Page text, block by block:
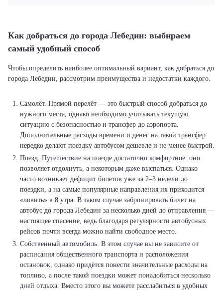
Как добраться до города Лебедин: выбираем
самый удобный способ
Чтобы определить наиболее оптимальный вариант, как добраться до
города Лебедин, рассмотрим преимущества и недостатки каждого.
Самолёт. Прямой перелёт — это быстрый способ добраться до
нужного места, однако необходимо учитывать текущую
ситуацию с безопасностью и трансфер до аэропорта.
Дополнительные расходы времени и денег на такой трансфер
нередко делают поездку автобусом дешевле и не менее быстрой.
Поезд. Путешествие на поезде достаточно комфортное: оно
позволяет отдохнуть, а некоторым даже выспаться. Однако
часто возникает дефицит билетов уже за 2–3 недели до
поездки, а на самые популярные направления их приходится
«ловить» в 8 утра. В таком случае забронировать билет на
автобус до города Лебедин за несколько дней до отправления —
настоящее спасение, ведь благодаря регулярности автобусных
рейсов почти всегда можно найти свободное место.
Собственный автомобиль. В этом случае вы не зависите от
расписания общественного транспорта и расположения
остановок, однако придётся понести значительные расходы на
топливо, а после такой поездки может понадобиться несколько
дней отдыха. Вместо этого вы можете расслабиться в удобных